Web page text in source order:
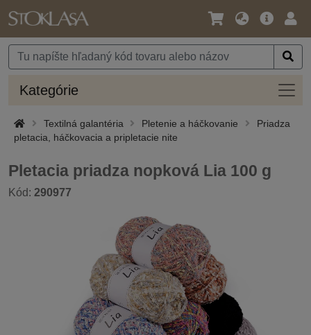
Jazyk
Mena
Hlavná
Kategórie
Textilná galantéria Pletenie a háčkovanie
Priadza
pletacia, háčkovacia a pripletacie nite
Pletacia priadza nopková Lia 100 g
Kód: 290977